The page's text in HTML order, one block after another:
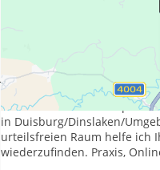
Jessica Vogt –
Sie suchen professionelle
Beschwerden? Als
in Duisburg/Dinslaken/
urteilsfreien Raum helfe ich
wiederzufinden. Praxis,